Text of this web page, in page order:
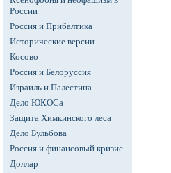
России
Россия и Прибалтика
Исторические версии
Косово
Россия и Белоруссия
Израиль и Палестина
Дело ЮКОСа
Защита Химкинского леса
Дело Бульбова
Россия и финансовый кризис
Доллар